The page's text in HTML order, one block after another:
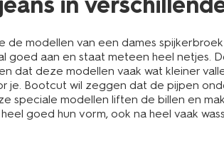
de modellen van een dames
goed aan en staat meteen heel netjes.
dat deze modellen vaak wat kleiner
je. Bootcut wil zeggen dat de pijpen
speciale modellen liften de billen en
goed hun vorm, ook na heel vaak